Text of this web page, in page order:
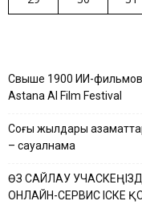
Свыше 1900 ИИ-фильмов
Astana AI Film Festival
Соңғы жылдары
– сауалнама
ӨЗ САЙЛАУ
ОНЛАЙН-СЕРВИС ІСКЕ